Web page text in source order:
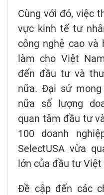
Cùng với đó, việc
vực kinh tế tư
công nghệ cao
làm cho Việt
đến đầu tư và
nữa. Đại sứ
nữa số lượng
quan tâm đầu tư
100 doanh
SelectUSA vừa
lớn của đầu tư Việt
Đề cập đến các